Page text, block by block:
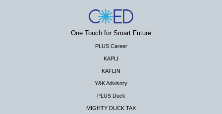
One Touch for Smart Future
PLUS Career
KAPLI
KAFLIN
Y&K Advisory
PLUS Duck
MIGHTY DUCK TAX